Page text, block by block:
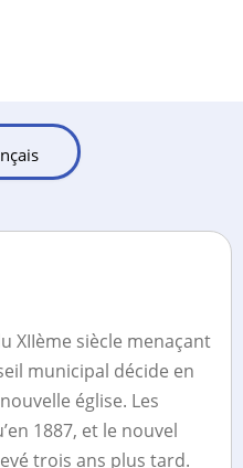
XIIème siècle menaçant
municipal décide en
église. Les
1887, et le nouvel
trois ans plus tard.